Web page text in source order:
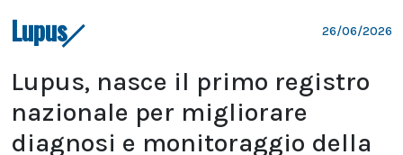
Lupus 26/06/2026
Lupus, nasce il primo registro
nazionale per migliorare
diagnosi e monitoraggio della